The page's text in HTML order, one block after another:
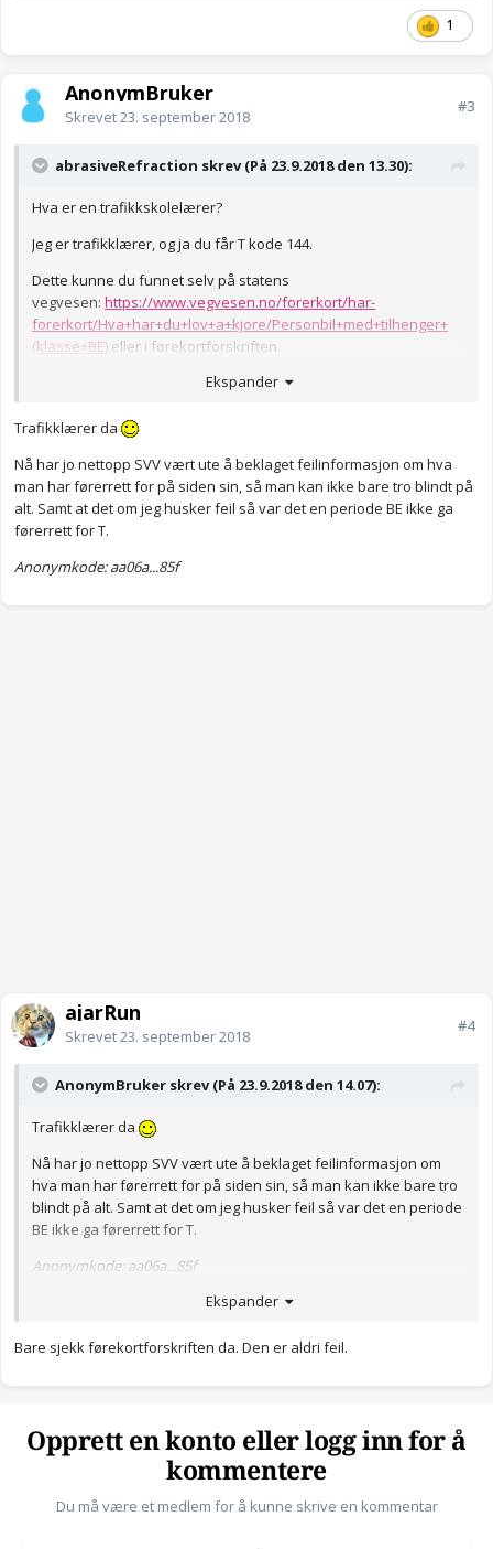
1
AnonymBruker
Skrevet23. september 2018
#3
abrasiveRefraction skrev (På 23.9.2018 den 13.30):
Hva er en trafikkskolelærer?
Jeg er trafikklærer, og ja du får T kode 144.
Dette kunne du funnet selv på statens
vegvesen: https://www.vegvesen.no/forerkort/har-
forerkort/Hva+har+du+lov+a+kjore/Personbil+med+tilhenger+
(klasse+BE) eller i førekortforskriften.
Ekspander
Trafikklærer da
Nå har jo nettopp SVV vært ute å beklaget feilinformasjon om hva
man har førerrett for på siden sin, så man kan ikke bare tro blindt på
alt. Samt at det om jeg husker feil så var det en periode BE ikke ga
førerrett for T.
Anonymkode: aa06a...85f
ajarRun
Skrevet23. september 2018
#4
AnonymBruker skrev (På 23.9.2018 den 14.07):
Trafikklærer da
Nå har jo nettopp SVV vært ute å beklaget feilinformasjon om
hva man har førerrett for på siden sin, så man kan ikke bare tro
blindt på alt. Samt at det om jeg husker feil så var det en periode
BE ikke ga førerrett for T.
Anonymkode: aa06a...85f
Ekspander
Bare sjekk førekortforskriften da. Den er aldri feil.
Opprett en konto eller logg inn for å
kommentere
Du må være et medlem for å kunne skrive en kommentar